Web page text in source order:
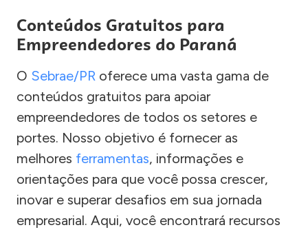
Conteúdos Gratuitos para
Empreendedores do Paraná
O Sebrae/PR oferece uma vasta gama de
conteúdos gratuitos para apoiar
empreendedores de todos os setores e
portes. Nosso objetivo é fornecer as
melhores ferramentas, informações e
orientações para que você possa crescer,
inovar e superar desafios em sua jornada
empresarial. Aqui, você encontrará recursos